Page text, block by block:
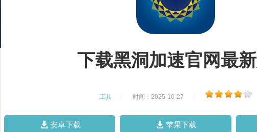
下载黑洞加速官网最
工具 时间：2025-10-27
安卓下载 苹果下载